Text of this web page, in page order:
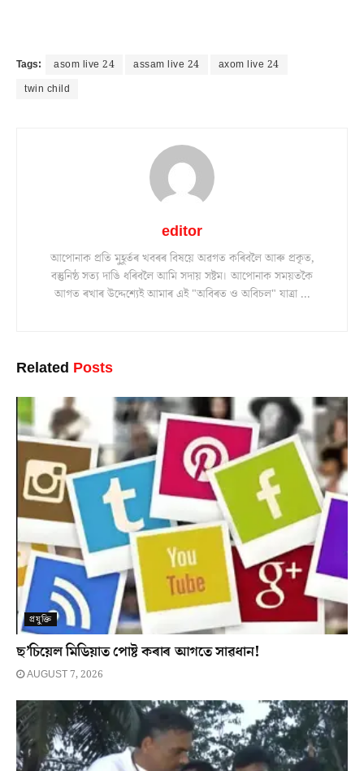
Tags: asom live 24 assam live 24
axom live 24
twin child
editor
আপোনাক প্ৰতি মুহূৰ্তৰ খবৰৰ বিষয়ে অৱগত কৰিবলৈ আৰু প্ৰকৃত,
বস্তুনিষ্ঠ সত্য দাঙি ধৰিবলৈ আমি সদায় সষ্টম। আপোনাক সময়তকৈ
আগত ৰখাৰ উদ্দেশ্যেই আমাৰ এই "অবিৰত ও অবিচল" যাত্ৰা ...
Related Posts
প্ৰযুক্তি
ছ’চিয়েল মিডিয়াত পোষ্ট কৰাৰ আগতে সাৱধান!
AUGUST 7, 2026